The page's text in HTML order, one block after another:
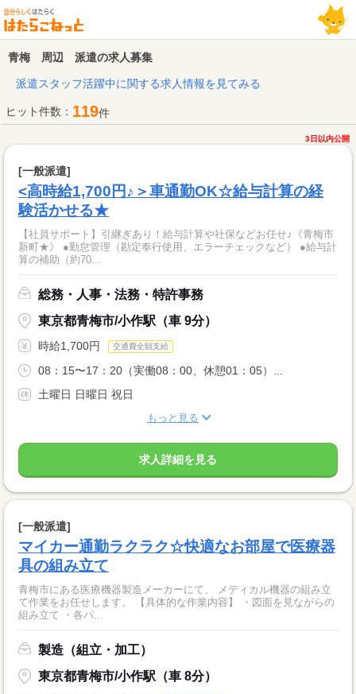
青梅 周辺 派遣の求人募集
派遣スタッフ活躍中に関する求人情報を見てみる
ヒット件数： 119件
3日以内公開
[一般派遣]
<高時給1,700円♪＞車通勤OK☆給与計算の経
験活かせる★
【社員サポート】引継ぎあり！給与計算や社保などお任せ♪《青梅市
新町★》 ●勤怠管理（勘定奉行使用、エラーチェックなど） ●給与計
算の補助（約70...
総務・人事・法務・特許事務
東京都青梅市/小作駅（車 9分）
時給1,700円 交通費全額支給
08：15〜17：20（実働08：00、休憩01：05）...
土曜日 日曜日 祝日
もっと見る
求人詳細を見る
[一般派遣]
マイカー通勤ラクラク☆快適なお部屋で医療器
具の組み立て
青梅市にある医療機器製造メーカーにて、 メディカル機器の組み立
て作業をお任せします。 【具体的な作業内容】 ・図面を見ながらの
組み立て ・各パ...
製造（組立・加工）
東京都青梅市/小作駅（車 8分）